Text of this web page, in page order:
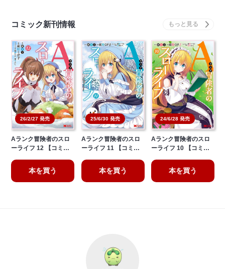
コミック新刊情報
26/2/27 発売
Aランク冒険者のスロ
ーライフ 12 【コミ…
本を買う
25/6/30 発売
Aランク冒険者のスロ
ーライフ 11 【コミ…
本を買う
24/6/28 発売
Aランク冒険者のスロ
ーライフ 10 【コミ…
本を買う